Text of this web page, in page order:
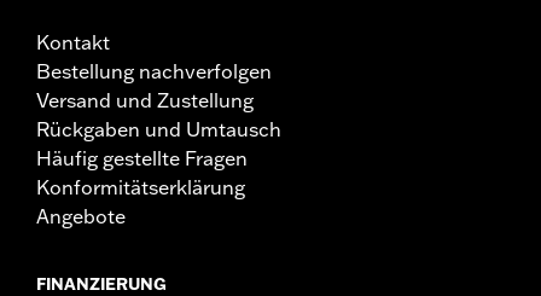
Kontakt
Bestellung nachverfolgen
Versand und Zustellung
Rückgaben und Umtausch
Häufig gestellte Fragen
Konformitätserklärung
Angebote
FINANZIERUNG